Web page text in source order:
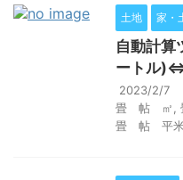
土地 家・
自動計
ートル
2023/2/7
畳 帖 ㎡
畳 帖 平